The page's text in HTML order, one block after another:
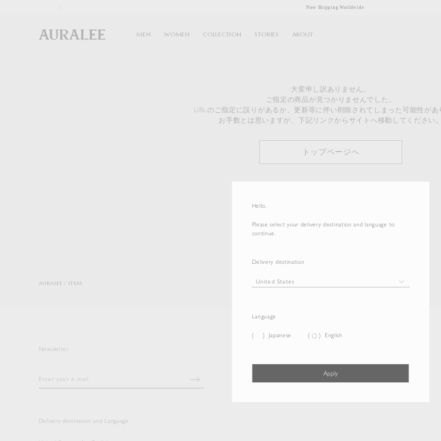
Hello,
Please select your delivery destination and language to
continue.
Delivery destination
Language
Japanese English
Apply
Now Shipping Worldwide
MEN WOMEN COLLECTION STORIES ABOUT
大変申し訳ありません。
ご指定の商品が見つかりませんでした。
URLのご指定に誤りがあるか、更新等に伴い削除されてしまった可能性があ
お手数とは思いますが、下記リンクからサイトへ移動してください。
トップページへ
AURALEE ITEM
Newsletter
Delivery destination and Language